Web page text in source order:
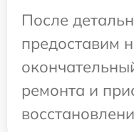
После
предоставим
ремонта и